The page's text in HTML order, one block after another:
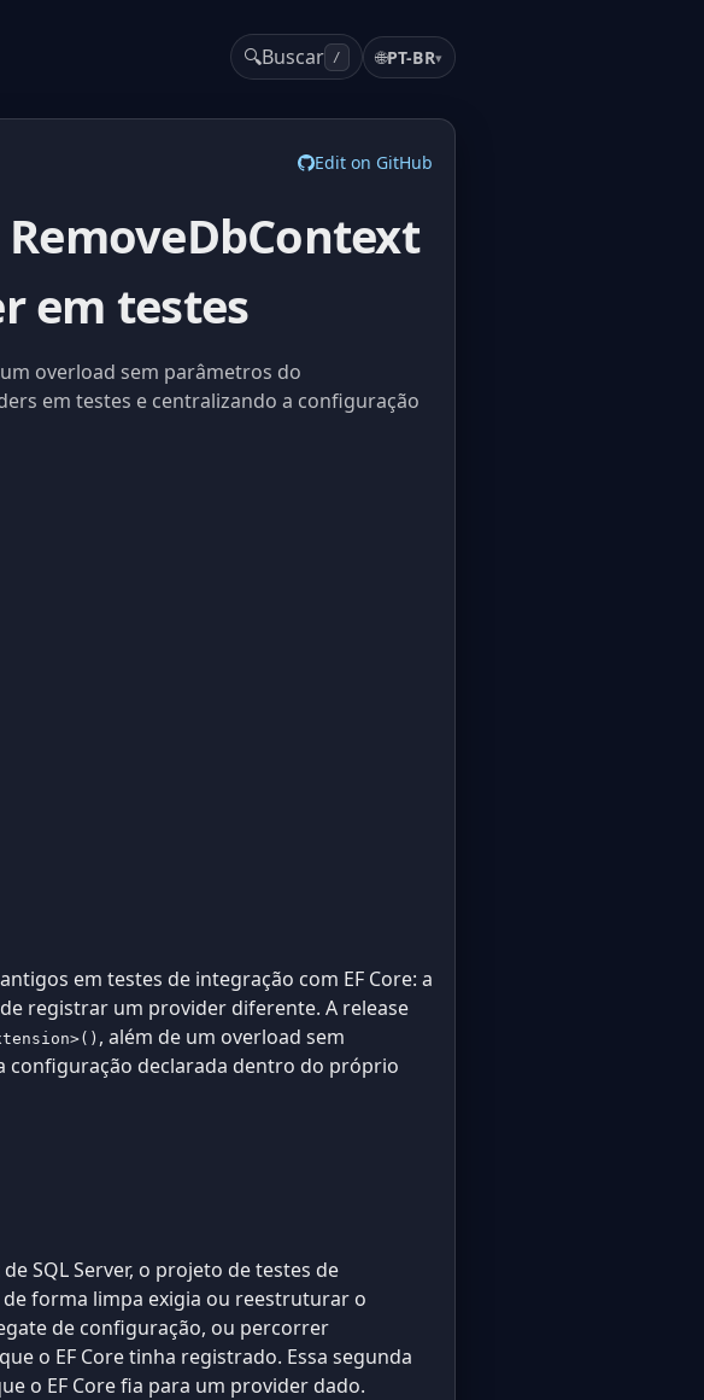
🔍Buscar / 🌐PT-BR▾
Edit on GitHub
em testes
overload sem parâmetros do
em testes e centralizando a configuração
em testes de integração com EF Core: a
registrar um provider diferente. A release
, além de um overload sem
configuração declarada dentro do próprio
SQL Server, o projeto de testes de
forma limpa exigia ou reestruturar o
de configuração, ou percorrer
que o EF Core tinha registrado. Essa segunda
o EF Core fia para um provider dado.